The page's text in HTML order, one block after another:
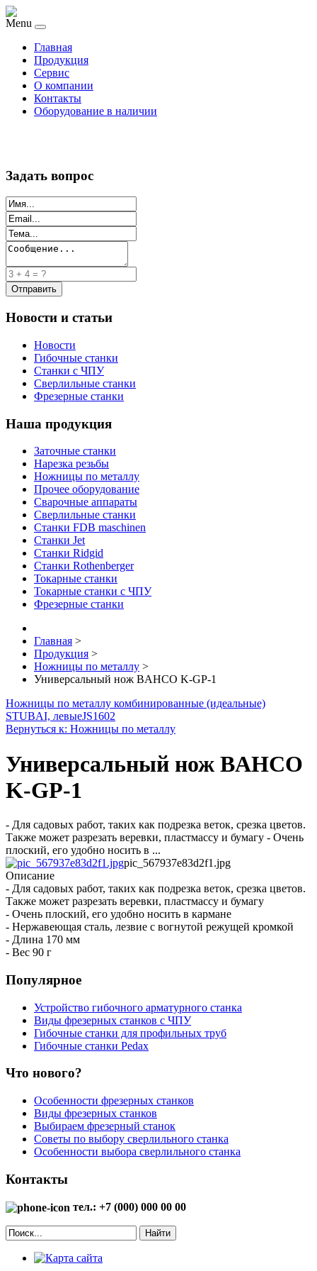
Menu
Главная
Продукция
Сервис
О компании
Контакты
Оборудование в наличии
Задать вопрос
Новости и статьи
Новости
Гибочные станки
Станки с ЧПУ
Сверлильные станки
Фрезерные станки
Наша продукция
Заточные станки
Нарезка резьбы
Ножницы по металлу
Прочее оборудование
Сварочные аппараты
Сверлильные станки
Станки FDB maschinen
Станки Jet
Станки Ridgid
Станки Rothenberger
Токарные станки
Токарные станки с ЧПУ
Фрезерные станки
Главная >
Продукция >
Ножницы по металлу >
Универсальный нож BAHCO K-GP-1
Ножницы по металлу комбинированные (идеальные)
STUBAI, левыеJS1602
Вернуться к: Ножницы по металлу
Универсальный нож BAHCO
K-GP-1
- Для садовых работ, таких как подрезка веток, срезка цветов.
Также может разрезать веревки, пластмассу и бумагу - Очень
плоский, его удобно носить в ...
pic_567937e83d2f1.jpg
Описание
- Для садовых работ, таких как подрезка веток, срезка цветов.
Также может разрезать веревки, пластмассу и бумагу
- Очень плоский, его удобно носить в кармане
- Нержавеющая сталь, лезвие с вогнутой режущей кромкой
- Длина 170 мм
- Вес 90 г
Популярное
Устройство гибочного арматурного станка
Виды фрезерных станков с ЧПУ
Гибочные станки для профильных труб
Гибочные станки Pedax
Что нового?
Особенности фрезерных станков
Виды фрезерных станков
Выбираем фрезерный станок
Советы по выбору сверлильного станка
Особенности выбора сверлильного станка
Контакты
тел.: +7 (000) 000 00 00
Найти